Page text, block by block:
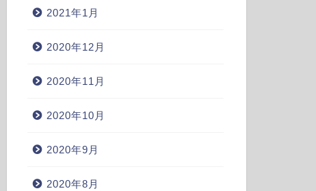
2021年1月
2020年12月
2020年11月
2020年10月
2020年9月
2020年8月